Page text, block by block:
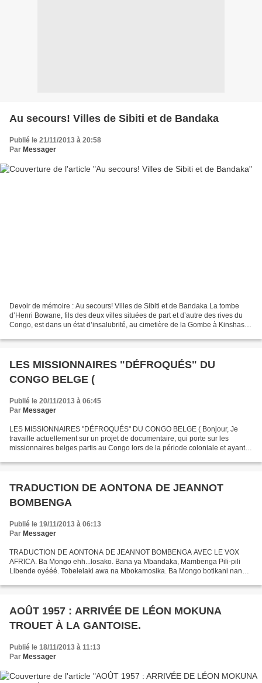
Au secours! Villes de Sibiti et de Bandaka
Publié le 21/11/2013 à 20:58
Par Messager
Devoir de mémoire : Au secours! Villes de Sibiti et de Bandaka La tombe
d’Henri Bowane, fils des deux villes situées de part et d’autre des rives du
Congo, est dans un état d’insalubrité, au cimetière de la Gombe à Kinshasa
LES MISSIONNAIRES "DÉFROQUÉS" DU
CONGO BELGE (
Publié le 20/11/2013 à 06:45
Par Messager
LES MISSIONNAIRES "DÉFROQUÉS" DU CONGO BELGE ( Bonjour, Je
travaille actuellement sur un projet de documentaire, qui porte sur les
missionnaires belges partis au Congo lors de la période coloniale et ayant
TRADUCTION DE AONTONA DE JEANNOT
BOMBENGA
Publié le 19/11/2013 à 06:13
Par Messager
TRADUCTION DE AONTONA DE JEANNOT BOMBENGA AVEC LE VOX
AFRICA. Ba Mongo ehh...losako. Bana ya Mbandaka, Mambenga Pili-pili
Libende oyééé. Tobelelaki awa na Mbokamosika. Ba Mongo botikani nanu
AOÛT 1957 : ARRIVÉE DE LÉON MOKUNA
TROUET À LA GANTOISE.
Publié le 18/11/2013 à 11:13
Par Messager